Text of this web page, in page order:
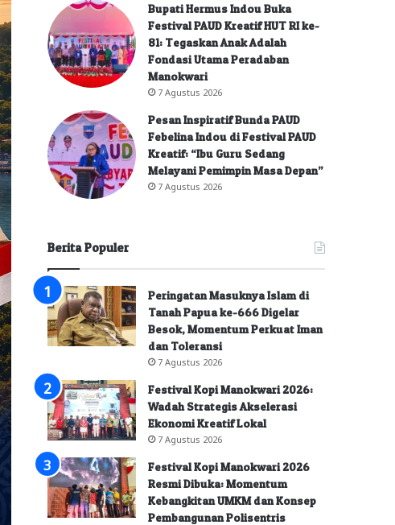
Bupati Hermus Indou Buka
Festival PAUD Kreatif HUT RI ke-
81: Tegaskan Anak Adalah
Fondasi Utama Peradaban
Manokwari
7 Agustus 2026
Pesan Inspiratif Bunda PAUD
Febelina Indou di Festival PAUD
Kreatif: “Ibu Guru Sedang
Melayani Pemimpin Masa Depan”
7 Agustus 2026
Berita Populer
Peringatan Masuknya Islam di
Tanah Papua ke-666 Digelar
Besok, Momentum Perkuat Iman
dan Toleransi
7 Agustus 2026
Festival Kopi Manokwari 2026:
Wadah Strategis Akselerasi
Ekonomi Kreatif Lokal
7 Agustus 2026
Festival Kopi Manokwari 2026
Resmi Dibuka: Momentum
Kebangkitan UMKM dan Konsep
Pembangunan Polisentris